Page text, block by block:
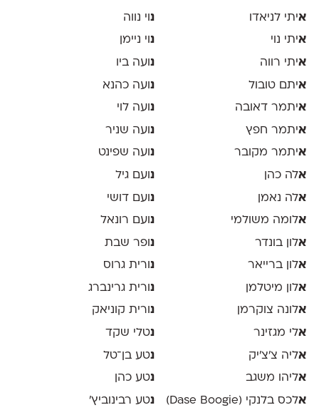
איתי לניאדו
איתי נוי
איתי רווה
איתם טובול
איתמר דאובה
איתמר חפץ
איתמר מקובר
אלה כהן
אלה נאמן
אלומה משולמי
אלון בונדר
אלון ברייאר
אלון מיטלמן
אלונה צוקרמן
אלי מגזינר
אליה צ׳צ׳יק
אליהו משגב
אלכס בלנקי (Dase Boogie)
נ וי נווה
נוי ניימן
נ ועה ביו
נועה כהנא
נ ועה לוי
נ ועה שניר
נועה שפינט
נ ועם גיל
נועם דושי
נ ועם רונאל
נ ופר שבת
נורית גרוס
נ ורית גרינברג
נורית קוניאק
נטלי שקד
נטע בן־טל
נטע כהן
נטע רבינוביץ׳